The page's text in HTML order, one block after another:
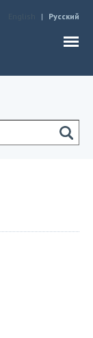
Русский